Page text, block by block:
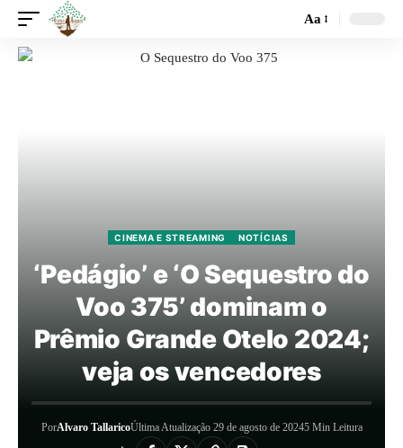
Aa
CINEMA E STREAMING NOTÍCIAS
‘Pedágio’ e ‘O Sequestro do
Voo 375’ dominam o
Prêmio Grande Otelo 2024;
veja os vencedores
PorAlvaro TallaricoÚltima Atualização 29 de agosto de 20245 Min Leitura